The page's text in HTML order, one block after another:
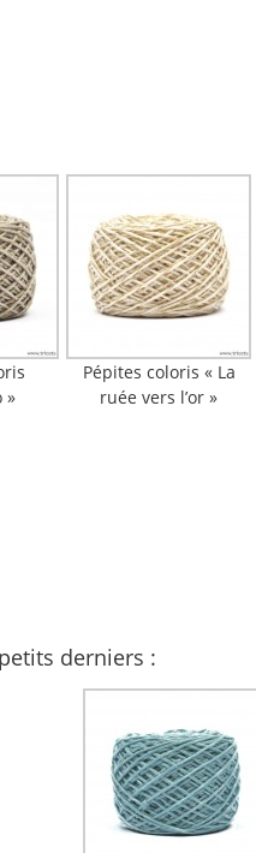
»
Pépites coloris « La
ruée vers l’or »
derniers :